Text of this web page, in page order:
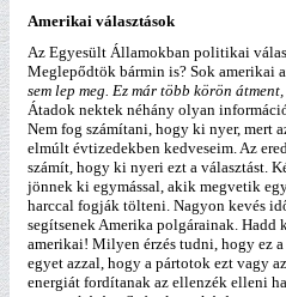
Amerikai választások
Az Egyesült Államokban politikai
Meglepődtök bármin is? Sok amerikai
sem lep meg. Ez már több körön
Átadok nektek néhány olyan
Nem fog számítani, hogy ki nyer, mert
elmúlt évtizedekben kedveseim. Az
számít, hogy ki nyeri ezt a választást.
jönnek ki egymással, akik megvetik
harccal fogják tölteni. Nagyon kevés
segítsenek Amerika polgárainak. Hadd
amerikai! Milyen érzés tudni, hogy ez
egyet azzal, hogy a pártotok ezt vagy
energiát fordítanak az ellenzék elleni